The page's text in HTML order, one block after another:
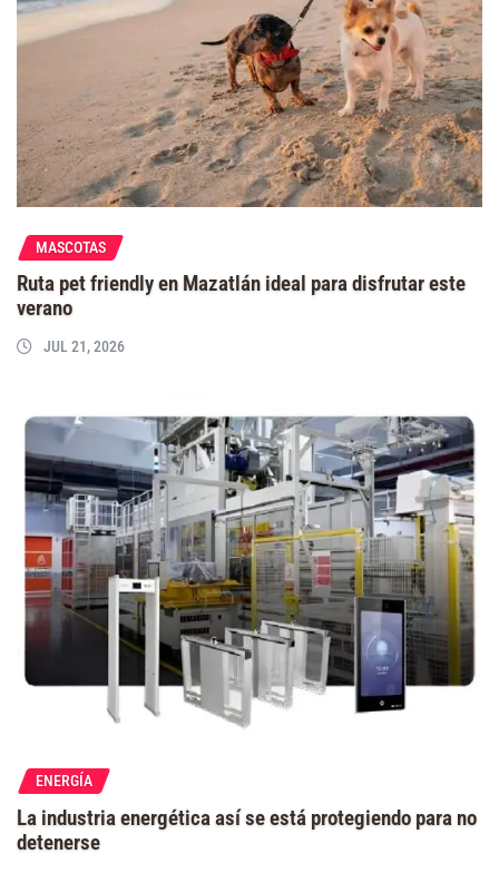
MASCOTAS
Ruta pet friendly en Mazatlán ideal para disfrutar este
verano
JUL 21, 2026
ENERGÍA
La industria energética así se está protegiendo para no
detenerse